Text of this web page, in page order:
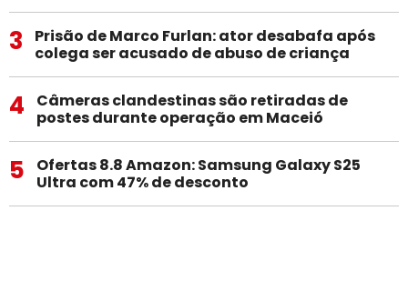
3
Prisão de Marco Furlan: ator desabafa após
colega ser acusado de abuso de criança
4
Câmeras clandestinas são retiradas de
postes durante operação em Maceió
5
Ofertas 8.8 Amazon: Samsung Galaxy S25
Ultra com 47% de desconto